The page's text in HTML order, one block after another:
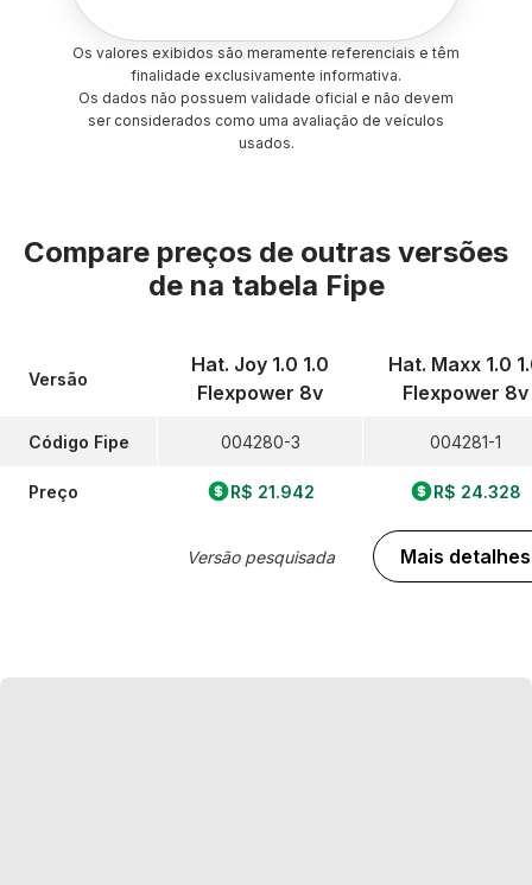
Os valores exibidos são meramente referenciais e têm
finalidade exclusivamente informativa.
Os dados não possuem validade oficial e não devem
ser considerados como uma avaliação de veículos
usados.
Compare preços de outras versões
de na tabela Fipe
Versão
Código Fipe
Preço
Hat. Joy 1.0 1.0
Flexpower 8v
004280-3
R$ 21.942
Versão pesquisada
Hat. Maxx 1.0
Flexpower 8v
004281-1
R$ 24.328
Mais detalhes